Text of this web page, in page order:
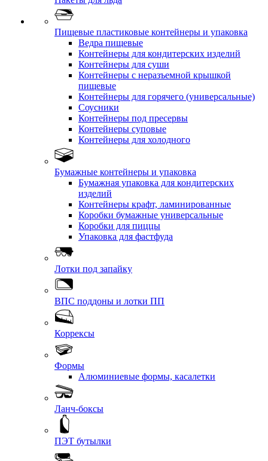
Пищевые пластиковые контейнеры и упаковка
Ведра пищевые
Контейнеры для кондитерских изделий
Контейнеры для суши
Контейнеры с неразъемной крышкой
пищевые
Контейнеры для горячего (универсальные)
Соусники
Контейнеры под пресервы
Контейнеры суповые
Контейнеры для холодного
Бумажные контейнеры и упаковка
Бумажная упаковка для кондитерских
изделий
Контейнеры крафт, ламинированные
Коробки бумажные универсальные
Коробки для пиццы
Упаковка для фастфуда
Лотки под запайку
ВПС поддоны и лотки ПП
Коррексы
Формы
Алюминиевые формы, касалетки
Ланч-боксы
ПЭТ бутылки